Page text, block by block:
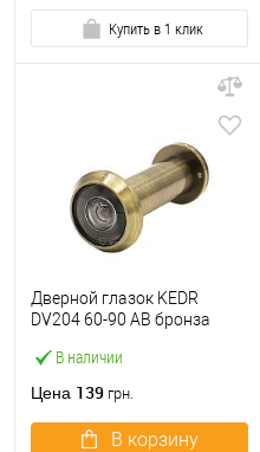
Купить в 1 клик
В наличии
Дверной глазок KEDR
DV204 60-90 AB бронза
Цена 139 грн.
В корзину